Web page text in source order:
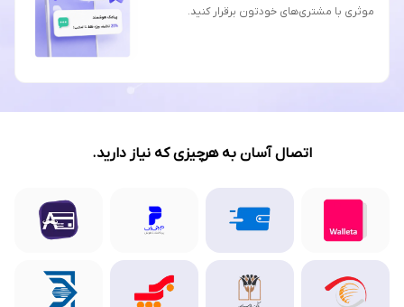
موثری با مشتری‌های خودتون برقرار کنید.
اتصال آسان به هرچیزی که نیاز دارید.